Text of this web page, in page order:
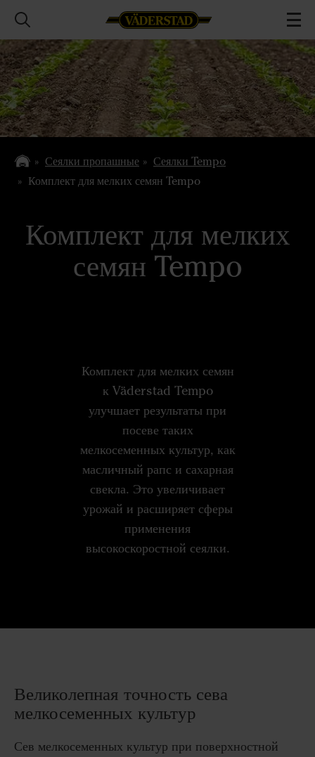
Сеялки пропашные
Сеялки Tempo
Комплект для мелких семян Tempo
Комплект для мелких
семян Tempo
Комплект для мелких семян
к Väderstad Tempo
улучшает результаты при
посеве таких
мелкосеменных культур, как
масличный рапс и сахарная
свекла. Это увеличивает
урожай и расширяет сферы
применения
высокоскоростной сеялки.
Великолепная точность сева
мелкосеменных культур
Сев мелкосеменных культур при поверхностной